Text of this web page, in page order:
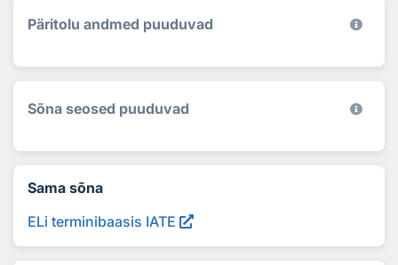
Päritolu andmed puuduvad
Sõna seosed puuduvad
Sama sõna
ELi terminibaasis IATE